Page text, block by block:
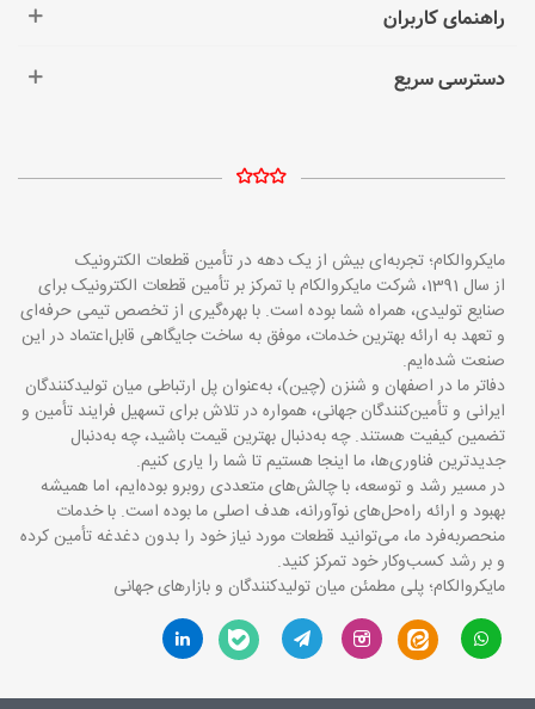
راهنمای کاربران
دسترسی سریع
مایکروالکام؛ تجربه‌ای بیش از یک دهه در تأمین قطعات الکترونیک
از سال 1391، شرکت مایکروالکام با تمرکز بر تأمین قطعات الکترونیک برای
صنایع تولیدی، همراه شما بوده است. با بهره‌گیری از تخصص تیمی حرفه‌ای
و تعهد به ارائه بهترین خدمات، موفق به ساخت جایگاهی قابل‌اعتماد در این
صنعت شده‌ایم.
دفاتر ما در اصفهان و شنزن (چین)، به‌عنوان پل ارتباطی میان تولیدکنندگان
ایرانی و تأمین‌کنندگان جهانی، همواره در تلاش برای تسهیل فرایند تأمین و
تضمین کیفیت هستند. چه به‌دنبال بهترین قیمت باشید، چه به‌دنبال
جدیدترین فناوری‌ها، ما اینجا هستیم تا شما را یاری کنیم.
در مسیر رشد و توسعه، با چالش‌های متعددی روبرو بوده‌ایم، اما همیشه
بهبود و ارائه راه‌حل‌های نوآورانه، هدف اصلی ما بوده است. با خدمات
منحصربه‌فرد ما، می‌توانید قطعات مورد نیاز خود را بدون دغدغه تأمین کرده
و بر رشد کسب‌وکار خود تمرکز کنید.
مایکروالکام؛ پلی مطمئن میان تولیدکنندگان و بازارهای جهانی